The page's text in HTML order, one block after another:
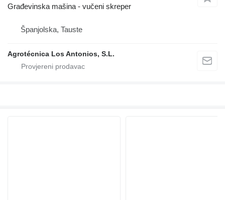
Građevinska mašina - vučeni skreper
Španjolska, Tauste
Agrotécnica Los Antonios, S.L.